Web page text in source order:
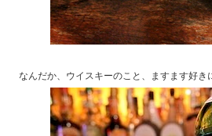
なんだか、ウイスキーのこと、ますます好き